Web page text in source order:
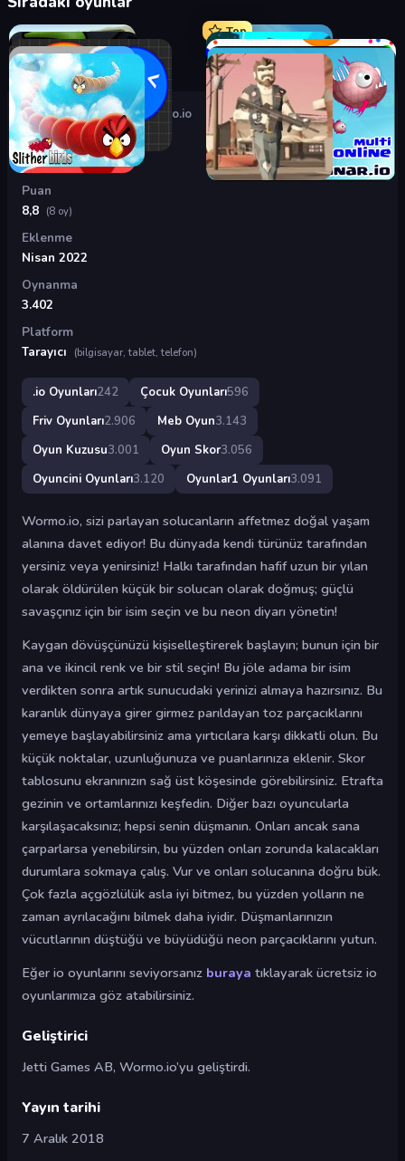
Top
Oyunlar›.io Oyunları›Wormo.io
Wormo.io
Puan
8,8 (8 oy)
Eklenme
Nisan 2022
Oynanma
3.402
Platform
Tarayıcı
(bilgisayar, tablet, telefon)
.io Oyunları242 Çocuk Oyunları596
Friv Oyunları2.906 Meb Oyun3.143
Oyun Kuzusu3.001 Oyun Skor3.056
Oyuncini Oyunları3.120 Oyunlar1 Oyunları3.091
Wormo.io, sizi parlayan solucanların affetmez doğal yaşam
alanına davet ediyor! Bu dünyada kendi türünüz tarafından
yersiniz veya yenirsiniz! Halkı tarafından hafif uzun bir yılan
olarak öldürülen küçük bir solucan olarak doğmuş; güçlü
savaşçınız için bir isim seçin ve bu neon diyarı yönetin!
Kaygan dövüşçünüzü kişiselleştirerek başlayın; bunun için bir
ana ve ikincil renk ve bir stil seçin! Bu jöle adama bir isim
verdikten sonra artık sunucudaki yerinizi almaya hazırsınız. Bu
karanlık dünyaya girer girmez parıldayan toz parçacıklarını
yemeye başlayabilirsiniz ama yırtıcılara karşı dikkatli olun. Bu
küçük noktalar, uzunluğunuza ve puanlarınıza eklenir. Skor
tablosunu ekranınızın sağ üst köşesinde görebilirsiniz. Etrafta
gezinin ve ortamlarınızı keşfedin. Diğer bazı oyuncularla
karşılaşacaksınız; hepsi senin düşmanın. Onları ancak sana
çarparlarsa yenebilirsin, bu yüzden onları zorunda kalacakları
durumlara sokmaya çalış. Vur ve onları solucanına doğru bük.
Çok fazla açgözlülük asla iyi bitmez, bu yüzden yolların ne
zaman ayrılacağını bilmek daha iyidir. Düşmanlarınızın
vücutlarının düştüğü ve büyüdüğü neon parçacıklarını yutun.
Eğer io oyunlarını seviyorsanız buraya tıklayarak ücretsiz io
oyunlarımıza göz atabilirsiniz.
Geliştirici
Jetti Games AB, Wormo.io’yu geliştirdi.
Yayın tarihi
7 Aralık 2018